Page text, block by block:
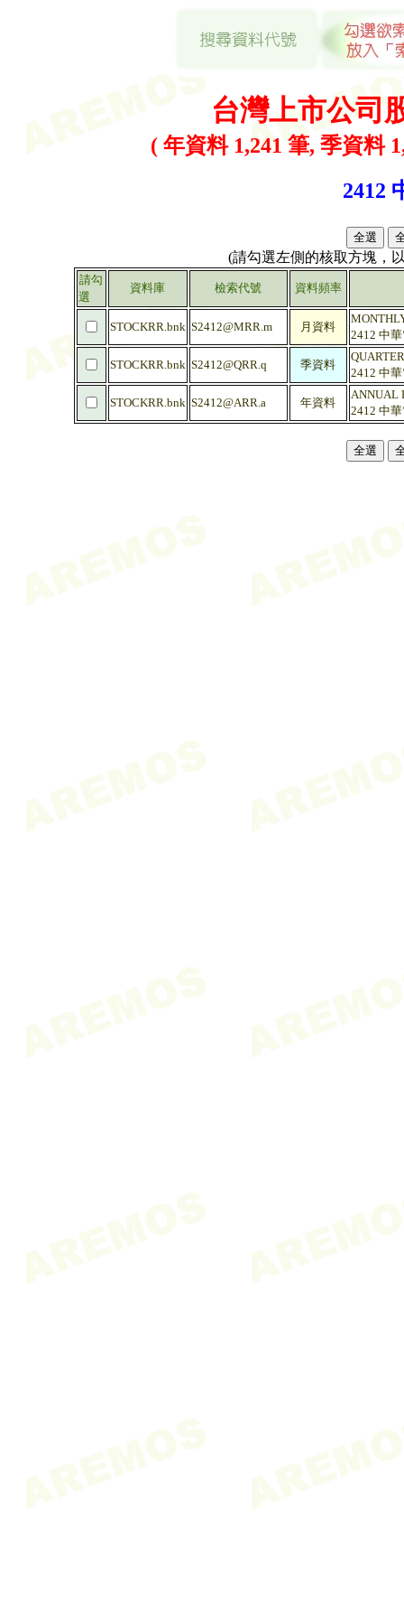
台灣上市公司
( 年資料 1,241 筆, 季資料
2412
(請勾選左側的核取方塊，
請勾
選
資料庫 檢索代號 資料頻率
STOCKRR.bnk S2412@MRR.m 月資料
2412 中
STOCKRR.bnk S2412@QRR.q 季資料
2412 中
STOCKRR.bnk S2412@ARR.a 年資料
ANNUAL
2412 中